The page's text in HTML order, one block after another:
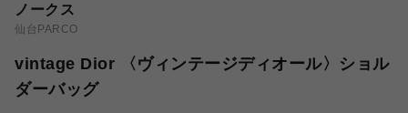
ノークス
仙台PARCO
vintage Dior 〈ヴィンテージディオール〉ショル
ダーバッグ